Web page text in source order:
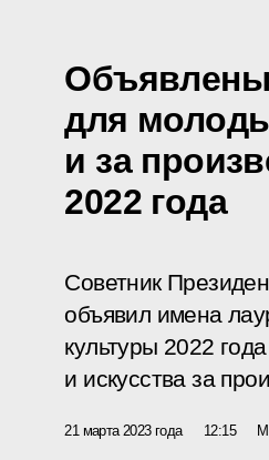
Объявлены
для
и за
2022 года
Советник
объявил имена
культуры 2022
и искусства за
21 марта 2023 года 12:15